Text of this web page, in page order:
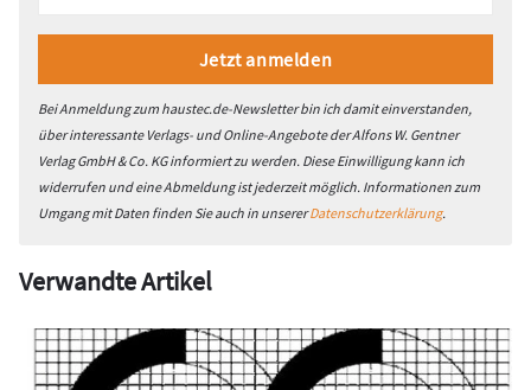
Bei Anmeldung zum haustec.de-Newsletter bin ich damit einverstanden,
über interessante Verlags- und Online-Angebote der Alfons W. Gentner
Verlag GmbH & Co. KG informiert zu werden. Diese Einwilligung kann ich
widerrufen und eine Abmeldung ist jederzeit möglich. Informationen zum
Umgang mit Daten finden Sie auch in unsererDatenschutzerklärung.
Verwandte Artikel